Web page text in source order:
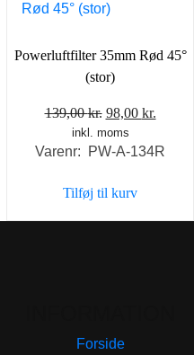
Powerluftfilter 35mm Rød 45°
(stor)
139,00kr. Den
oprindelige
pris
139,00 kr..
98,00 kr.
pris
inkl. moms
Varenr: PW-A-134R
Tilføj til kurv
Forside